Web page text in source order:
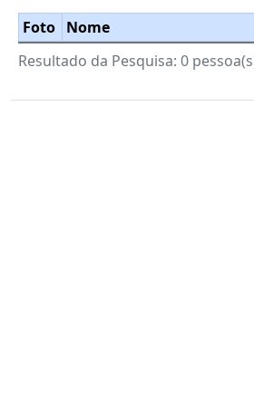
Foto Nome
Resultado da Pesquisa: 0